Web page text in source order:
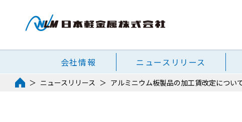
会社情報 ニュースリリース
ニュースリリース アルミニウム板製品の加工賃改定につい